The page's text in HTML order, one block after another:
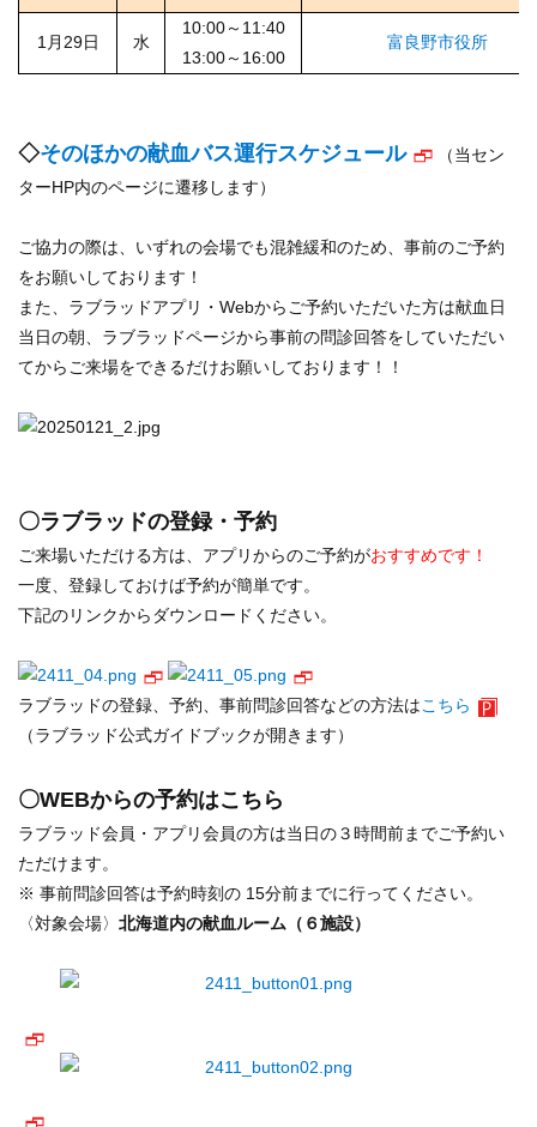
1月29日 水
10:00～11:40
13:00～16:00
富良野市役所
◇そのほかの献血バス運行スケジュール
（当セン
ターHP内のページに遷移します）
ご協力の際は、いずれの会場でも混雑緩和のため、事前のご予約
をお願いしております！
また、ラブラッドアプリ・Webからご予約いただいた方は献血日
当日の朝、ラブラッドページから事前の問診回答をしていただい
てからご来場をできるだけお願いしております！！
〇ラブラッドの登録・予約
ご来場いただける方は、アプリからのご予約がおすすめです！
一度、登録しておけば予約が簡単です。
下記のリンクからダウンロードください。
ラブラッドの登録、予約、事前問診回答などの方法はこちら
（ラブラッド公式ガイドブックが開きます）
〇WEBからの予約はこちら
ラブラッド会員・アプリ会員の方は当日の３時間前までご予約い
ただけます。
※ 事前問診回答は予約時刻の 15分前までに行ってください。
〈対象会場〉 北海道内の献血ルーム（６施設）